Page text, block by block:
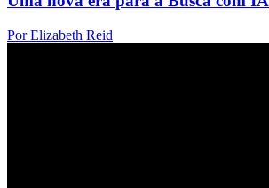
Por Elizabeth Reid